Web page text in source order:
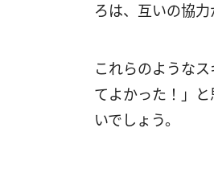
ろは、互いの協
これらのような
てよかった！」
いでしょう。